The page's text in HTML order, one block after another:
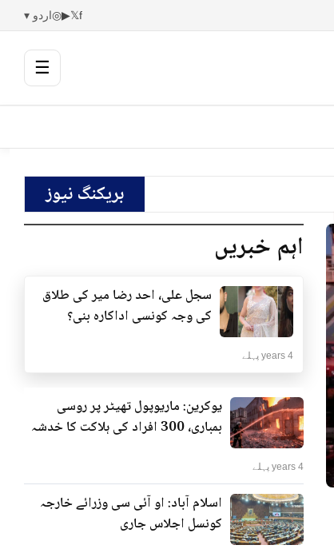
f
𝕏
▶
◎اردو ▾
☰
بریکنگ نیوز
اہم خبریں
سجل علی، احد رضا میر کی طلاق
کی وجہ کونسی اداکارہ بنی؟
4 years پہلے
یوکرین: ماریوپول تھیٹر پر روسی
بمباری، 300 افراد کی ہلاکت کا خدشہ
4 years پہلے
اسلام آباد: او آئی سی وزرائے خارجہ
کونسل اجلاس جاری